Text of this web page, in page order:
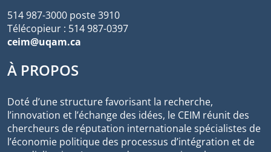
514 987-3000 poste 3910
Télécopieur : 514 987-0397
ceim@uqam.ca
À PROPOS
Doté d’une structure favorisant la recherche,
l’innovation et l’échange des idées, le CEIM réunit des
chercheurs de réputation internationale spécialistes de
l’économie politique des processus d’intégration et de